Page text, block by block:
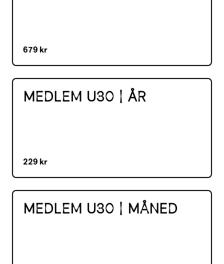
679 kr
MEDLEM U30 | ÅR
229 kr
MEDLEM U30 | MÅNED